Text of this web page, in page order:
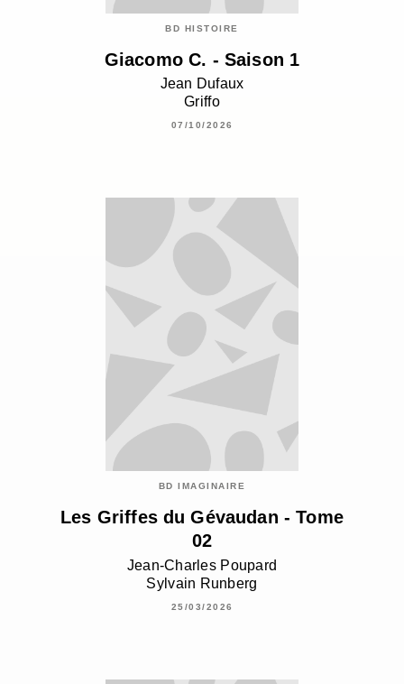
BD HISTOIRE
Giacomo C. - Saison 1
Jean Dufaux
Griffo
07/10/2026
BD IMAGINAIRE
Les Griffes du Gévaudan - Tome
02
Jean-Charles Poupard
Sylvain Runberg
25/03/2026